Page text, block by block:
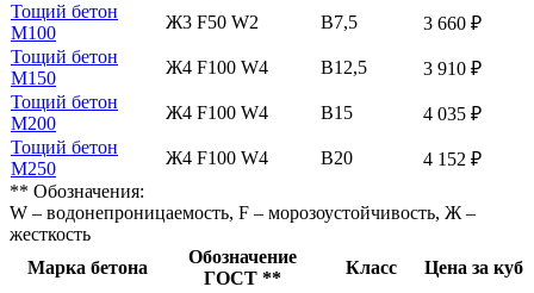
Тощий бетон
М100
Ж3 F50 W2 В7,5
3 660 ₽
Тощий бетон
М150
Ж4 F100 W4 В12,5
3 910 ₽
Тощий бетон
М200
Ж4 F100 W4 В15
4 035 ₽
Тощий бетон
М250
Ж4 F100 W4 В20
4 152 ₽
** Обозначения:
W – водонепроницаемость, F – морозоустойчивость, Ж –
жесткость
Марка бетона
Обозначение
ГОСТ **
Класс
Цена за куб